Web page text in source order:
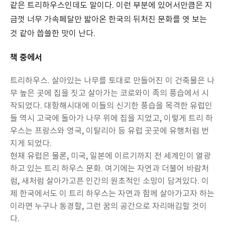
같은 트리하우스인데도 말이다. 이런 부분에 있어서만큼은 지
금껏 너무 가속페달만 밟아온 한국의 뒤처진 문화를 엿 보는
것 같아 씁쓸한 맛이 난다.
책 중에서
트리하우스. 살아있는 나무를 토대로 만들어진 이 건축물은 나
무 높은 곳에 집을 짓고 살아가는 코로와이 족의 풍습에서 시
작되었다. 대항해시대에 이들의 신기한 풍습을 목격한 유럽인
들 역시 고국에 돌아가 나무 위에 집을 지었고, 이렇게 트리 하
우스는 프랑스와 영국, 이탈리아 등 유럽 곳곳에 유행처럼 번
지게 되었다.
현재 유럽은 물론, 미국, 일본에 이르기까지 전 세계인이 열광
하고 있는 트리 하우스 문화. 여기에는 자연과 더불어 바람처
럼, 새처럼 살아가고픈 인간의 원초적인 소망이 담겨있다. 이
제 한국에서도 이 트리 하우스는 자연과 함께 살아가고자 하는
이라면 누구나 동경할, 그런 꿈의 공간으로 자리매김할 것이
다.